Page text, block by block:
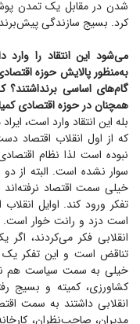
شدن در مقابل یک تمدن
کرد. بسیج سازندگی
می‌شود این انتقاد را وارد
به‌منظور پالایش حوزه
گام‌های اساسی برنداشتند؟
همچنان در حوزه اقتصادی
بله این انتقاد وارد است،
که از اول انقلاب اقتصاد
نبوده است لذا نظام
سوار نشده است. البته از دو
خیلی سمت اقتصاد نرفته‌اند
تفکر ورود کند. اوایل
است دزد و رانت خوار است.
انقلابی فکر می‌کردند،
تناقض است و این تفکر یک
خیلی به سمت سیاست هم
کشاورزی، کمیته و بسیج
انقلابی داشتند به سمت
مدیران، صاحب‌نظران،